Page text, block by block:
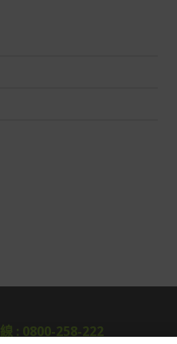
: 0800-258-222